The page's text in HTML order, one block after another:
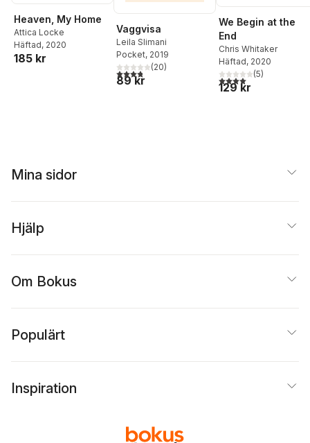
Heaven, My Home
Attica Locke
Häftad, 2020
185 kr
Vaggvisa
Leila Slimani
Pocket, 2019
3,8utav 5 stjärnor. Totalt antal röster:
(20)
89 kr
We Begin at the
End
Chris Whitaker
Häftad, 2020
4,0utav 5 stjärnor.
(5)
129 kr
Mina sidor
Hjälp
Om Bokus
Populärt
Inspiration